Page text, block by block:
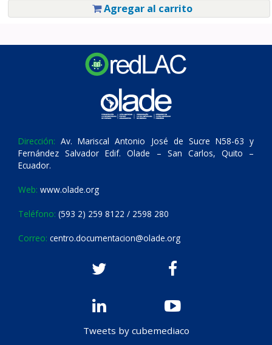
Agregar al carrito
Dirección: Av. Mariscal Antonio José de Sucre N58-63 y
Fernández Salvador Edif. Olade – San Carlos, Quito –
Ecuador.
Web: www.olade.org
Teléfono: (593 2) 259 8122 / 2598 280
Correo: centro.documentacion@olade.org
Tweets by cubemediaco